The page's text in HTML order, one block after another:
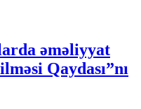
əməliyyat
Qaydası”nı